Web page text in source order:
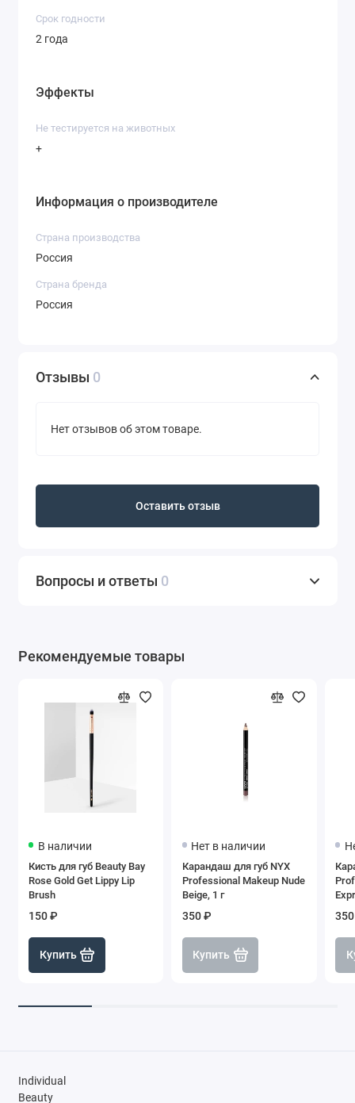
Срок годности
2 года
Эффекты
Не тестируется на животных
+
Информация о производителе
Страна производства
Россия
Страна бренда
Россия
Отзывы 0
Нет отзывов об этом товаре.
Оставить отзыв
Вопросы и ответы 0
Рекомендуемые товары
В наличии
Кисть для губ Beauty Bay
Rose Gold Get Lippy Lip
Brush
150 ₽
Купить
Нет в наличии
Карандаш для губ NYX
Professional Makeup Nude
Beige, 1 г
350 ₽
Купить
Individual
Beauty